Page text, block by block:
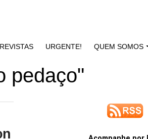
URGENTE! QUEM SOMOS
pedaço"